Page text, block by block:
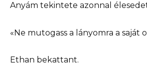
Anyám tekintete azonnal
«Ne mutogass a lányomra a saját
Ethan bekattant.